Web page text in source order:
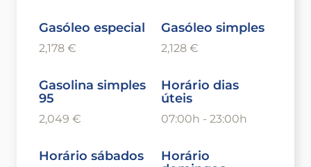
Gasóleo especial
2,178 €
Gasóleo simples
2,128 €
Gasolina simples
95
2,049 €
Horário dias
úteis
07:00h - 23:00h
Horário sábados
Horário